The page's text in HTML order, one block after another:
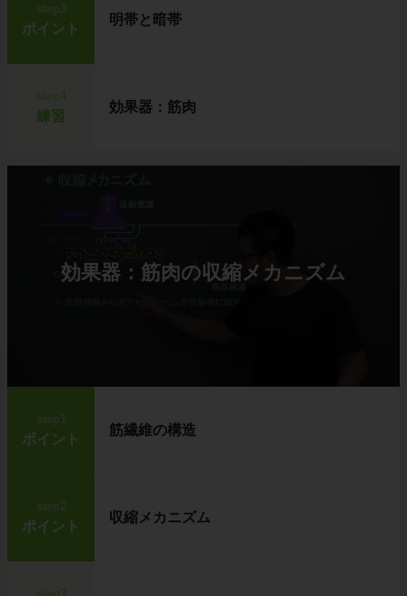
step3
ポイント
明帯と暗帯
練習
効果器：筋肉
効果器：筋肉の収縮メカニズム
step1
ポイント
筋繊維の構造
step2
ポイント
収縮メカニズム